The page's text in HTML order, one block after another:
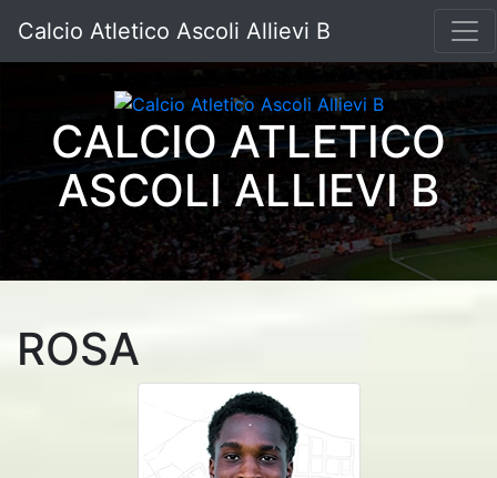
Calcio Atletico Ascoli Allievi B
CALCIO ATLETICO
ASCOLI ALLIEVI B
ROSA